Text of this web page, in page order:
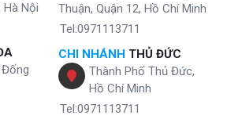
vệ toàn diện của cây nước
HC551-WH
lạnh Karofi hoàn toàn có thể an tâm bởi
đủ các tính năng bảo vệ toàn diện.
trẻ em được thiết lập cho vòi nước nóng, an
Hà Nội
Đống
Thuận, Quận 12, Hồ Chí Minh
Tel:0971113711
CHI NHÁNH THỦ ĐỨC
Thành Phố Thủ Đức,
Hồ Chí Minh
Tel:0971113711